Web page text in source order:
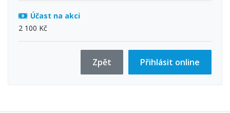
Účast na akci
2 100 Kč
Přihlásit online
Zpět